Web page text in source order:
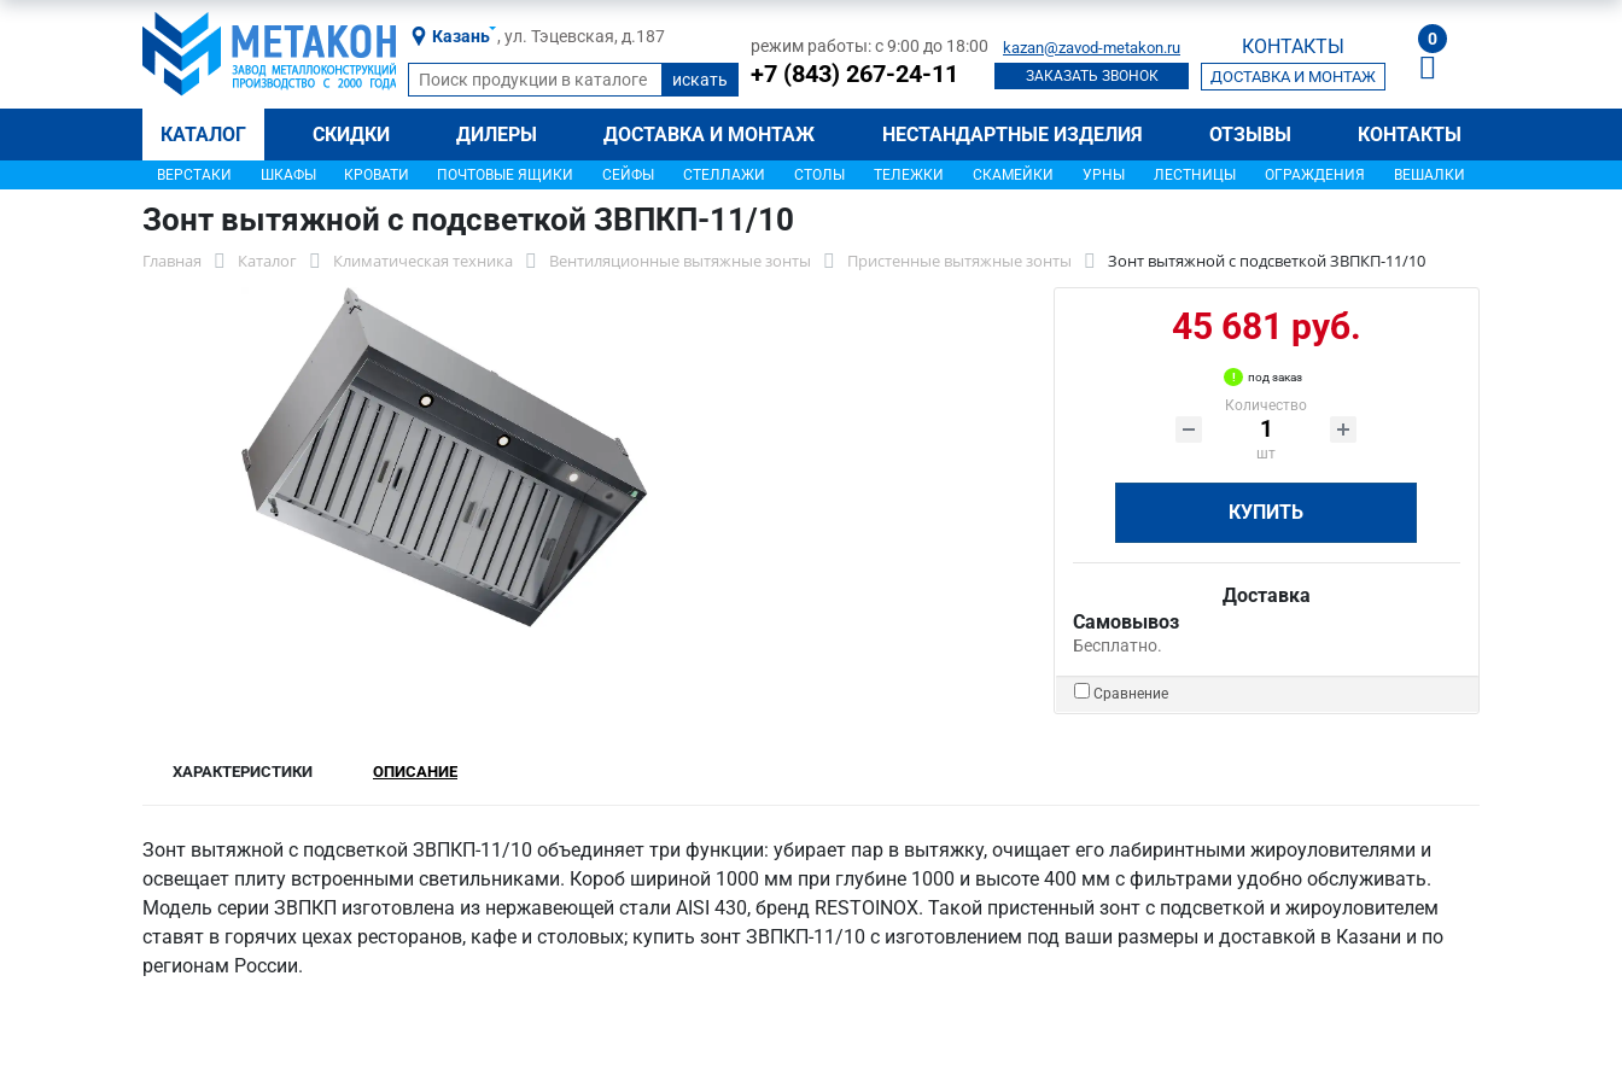
Казань , ул. Тэцевская, д.187 режим работы: с 9:00 до 18:00
+7 (843) 267-24-11
kazan@zavod-metakon.ru
ЗАКАЗАТЬ ЗВОНОК
КОНТАКТЫ
ДОСТАВКА И МОНТАЖ
0
КАТАЛОГ СКИДКИ ДИЛЕРЫ ДОСТАВКА И МОНТАЖ НЕСТАНДАРТНЫЕ ИЗДЕЛИЯ ОТЗЫВЫ КОНТАКТЫ
ВЕРСТАКИ ШКАФЫ КРОВАТИ ПОЧТОВЫЕ ЯЩИКИ СЕЙФЫ СТЕЛЛАЖИ СТОЛЫ ТЕЛЕЖКИ СКАМЕЙКИ УРНЫ ЛЕСТНИЦЫ ОГРАЖДЕНИЯ ВЕШАЛКИ
Зонт вытяжной с подсветкой ЗВПКП-11/10
Главная Каталог Климатическая техника Вентиляционные вытяжные зонты Пристенные вытяжные зонты Зонт вытяжной с подсветкой ЗВПКП-11/10
45 681 руб.
под заказ
Количество
шт
КУПИТЬ
Доставка
Самовывоз
Бесплатно.
Сравнение
ХАРАКТЕРИСТИКИ ОПИСАНИЕ
Зонт вытяжной с подсветкой ЗВПКП-11/10 объединяет три функции: убирает пар в вытяжку, очищает его лабиринтными жироуловителями и
освещает плиту встроенными светильниками. Короб шириной 1000 мм при глубине 1000 и высоте 400 мм с фильтрами удобно обслуживать.
Модель серии ЗВПКП изготовлена из нержавеющей стали AISI 430, бренд RESTOINOX. Такой пристенный зонт с подсветкой и жироуловителем
ставят в горячих цехах ресторанов, кафе и столовых; купить зонт ЗВПКП-11/10 с изготовлением под ваши размеры и доставкой в Казани и по
регионам России.